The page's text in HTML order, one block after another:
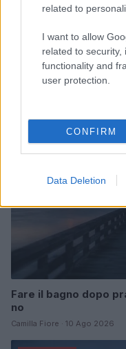
related to
I want to allow
related to security,
functionality and
user protection.
CONFIRM
Data Deletion
Continua a
Fare il bagno dopo
no
Camilla Fiore · 10 Ago 2026